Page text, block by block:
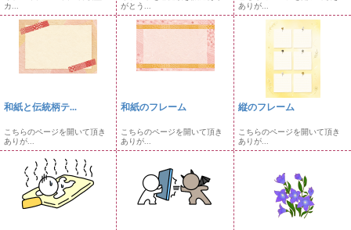
カ...
がとう...
ありが...
和紙と伝統柄テ...
こちらのページを開いて頂き
ありが...
和紙のフレーム
こちらのページを開いて頂き
ありが...
縦のフレーム
こちらのページを開いて頂き
ありが...